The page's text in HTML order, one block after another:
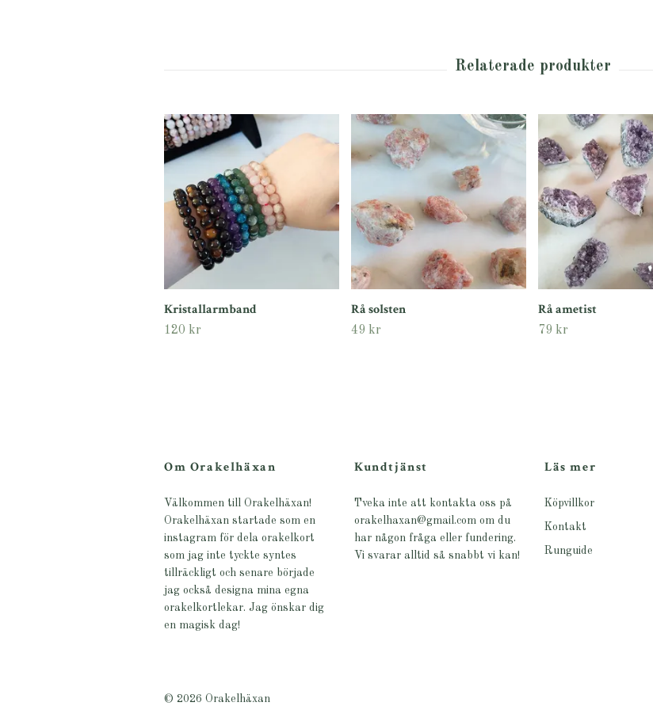
Kristallarmband
120 kr
Rå solsten
49 kr
Rå ametist
79 kr
Om Orakelhäxan
Välkommen till Orakelhäxan!
Orakelhäxan startade som en
instagram för dela orakelkort
som jag inte tyckte syntes
tillräckligt och senare började
jag också designa mina egna
orakelkortlekar. Jag önskar dig
en magisk dag!
Kundtjänst
Tveka inte att kontakta oss på
orakelhaxan@gmail.com om du
har någon fråga eller fundering.
Vi svarar alltid så snabbt vi kan!
Läs mer
Köpvillkor
Kontakt
Runguide
© 2026 Orakelhäxan